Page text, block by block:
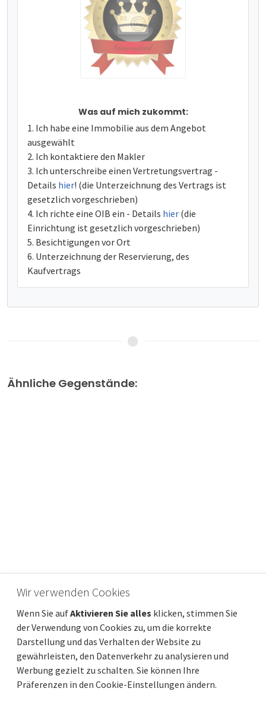
Was auf mich zukommt:
Ich habe eine Immobilie aus dem Angebot
ausgewählt
Ich kontaktiere den Makler
Ich unterschreibe einen Vertretungsvertrag -
Details hier! (die Unterzeichnung des Vertrags ist
gesetzlich vorgeschrieben)
Ich richte eine OIB ein - Details hier (die
Einrichtung ist gesetzlich vorgeschrieben)
Besichtigungen vor Ort
Unterzeichnung der Reservierung, des
Kaufvertrags
Ähnliche Gegenstände:
Investoren und Bauherren!
Preis pro m2
207 €/m² Entfernung vom meer
470 m
Gesamtfläche
2 513 m² Gemeindeteil
Privlaka
Wir verwenden Cookies
Wenn Sie aufAktivieren Sie alles klicken, stimmen Sie
der Verwendung von Cookies zu, um die korrekte
Darstellung und das Verhalten der Website zu
gewährleisten, den Datenverkehr zu analysieren und
Werbung gezielt zu schalten. Sie können Ihre
Präferenzen in den Cookie-Einstellungen ändern.